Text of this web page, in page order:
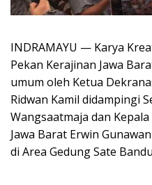
INDRAMAYU — Karya
Pekan Kerajinan Jawa
umum oleh Ketua
Ridwan Kamil didampingi
Wangsaatmaja dan
Jawa Barat Erwin
di Area Gedung Sate